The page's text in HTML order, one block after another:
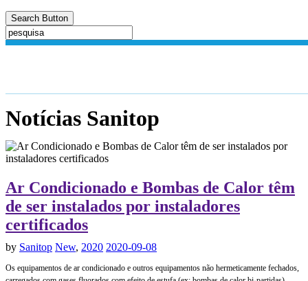
Search Button
Notícias Sanitop
Ar Condicionado e Bombas de Calor têm
de ser instalados por instaladores
certificados
by Sanitop New, 2020 2020-09-08
Os equipamentos de ar condicionado e outros equipamentos não hermeticamente fechados,